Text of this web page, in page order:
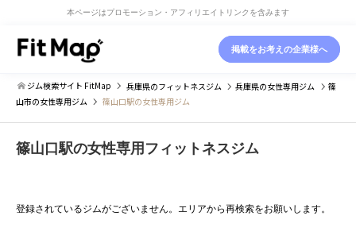
本ページはプロモーション・アフィリエイトリンクを含みます
掲載をお考えの企業様へ
ジム検索サイト FitMap 兵庫県のフィットネスジム 兵庫県の女性専用ジム
篠
山市の女性専用ジム 篠山口駅の女性専用ジム
篠山口駅の女性専用フィットネスジム
登録されているジムがございません。エリアから再検索をお願いします。